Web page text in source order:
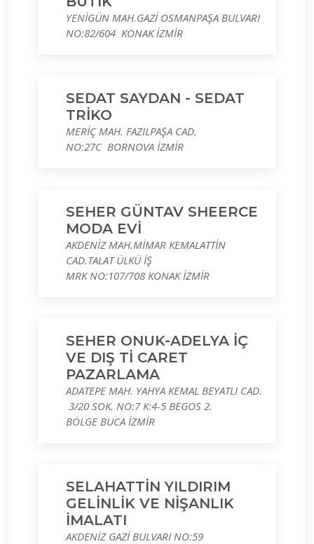
YENİGÜN MAH.GAZİ OSMANPAŞA BULVARI
NO:82/604 KONAK İZMİR
SEDAT SAYDAN - SEDAT
TRİKO
MERİÇ MAH. FAZILPAŞA CAD.
NO:27C BORNOVA İZMİR
SEHER GÜNTAV SHEERCE
MODA EVİ
AKDENİZ MAH.MİMAR KEMALATTİN
CAD.TALAT ÜLKÜ İŞ
MRK NO:107/708 KONAK İZMİR
SEHER ONUK-ADELYA İÇ
VE DIŞ Tİ CARET
PAZARLAMA
ADATEPE MAH. YAHYA KEMAL BEYATLI CAD.
3/20 SOK. NO:7 K:4-5 BEGOS 2.
BÖLGE BUCA İZMİR
SELAHATTİN YILDIRIM
GELİNLİK VE NİŞANLIK
İMALATI
AKDENİZ GAZİ BULVARI NO:59